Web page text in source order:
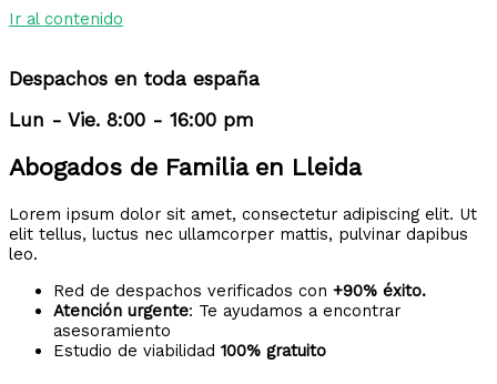
Ir al contenido
Despachos en toda españa
Lun - Vie. 8:00 - 16:00 pm
Abogados de Familia en Lleida
Lorem ipsum dolor sit amet, consectetur adipiscing elit. Ut
elit tellus, luctus nec ullamcorper mattis, pulvinar dapibus
leo.
Red de despachos verificados con +90% éxito.
Atención urgente: Te ayudamos a encontrar
asesoramiento
Estudio de viabilidad 100% gratuito